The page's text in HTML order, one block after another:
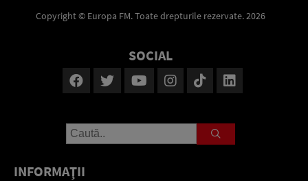
Copyright © Europa FM. Toate drepturile rezervate. 2026
SOCIAL
INFORMAŢII